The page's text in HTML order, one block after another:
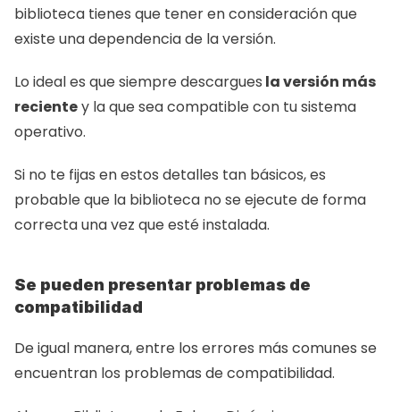
biblioteca tienes que tener en consideración que
existe una dependencia de la versión.
Lo ideal es que siempre descargues la versión más
reciente y la que sea compatible con tu sistema
operativo.
Si no te fijas en estos detalles tan básicos, es
probable que la biblioteca no se ejecute de forma
correcta una vez que esté instalada.
Se pueden presentar problemas de
compatibilidad
De igual manera, entre los errores más comunes se
encuentran los problemas de compatibilidad.